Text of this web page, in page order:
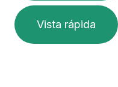
Vista rápida